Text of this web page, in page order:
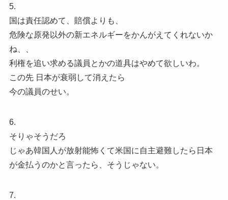
5.
国は責任認めて、賠償よりも、
危険な原発以外の新エネルギーをかんがえてくれないか
ね、、
利権を追い求める議員とかの道具はやめて欲しいわ。
この先 日本が衰弱して消えたら
今の議員のせい。
6.
そりゃそうだろ
じゃあ韓国人が放射能怖くて米国に自主避難したら日本
が金払うのかと言ったら、そうじゃない。
7.